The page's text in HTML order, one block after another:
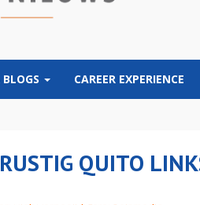
CAREER EXPERIENCE
QUITO